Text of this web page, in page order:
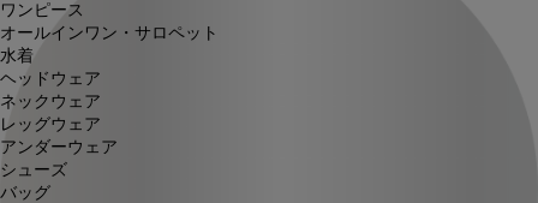
ワンピース
オールインワン・サロペット
水着
ヘッドウェア
ネックウェア
レッグウェア
アンダーウェア
シューズ
バッグ